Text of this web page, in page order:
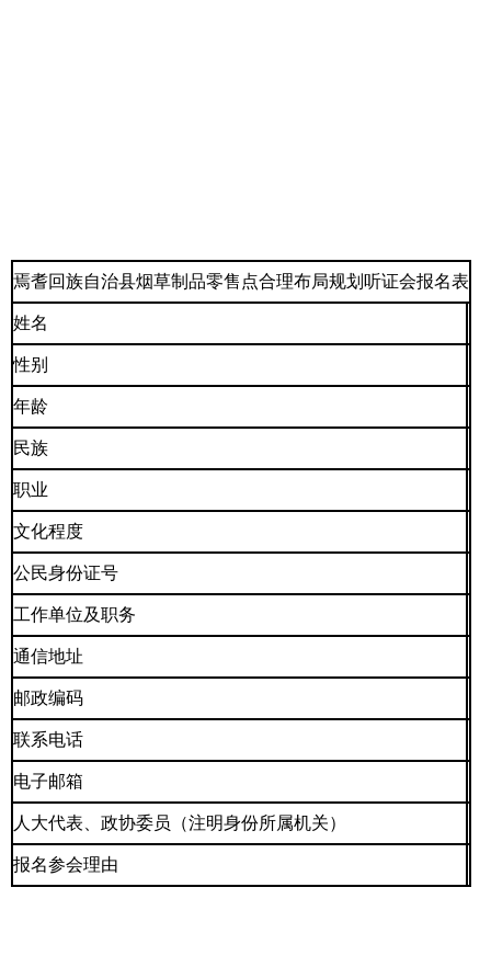
焉耆回族自治县烟草制品零售点合理布局规划听证会报名表
姓名
性别
年龄
民族
职业
文化程度
公民身份证号
工作单位及职务
通信地址
邮政编码
联系电话
电子邮箱
人大代表、政协委员（注明身份所属机关）
报名参会理由